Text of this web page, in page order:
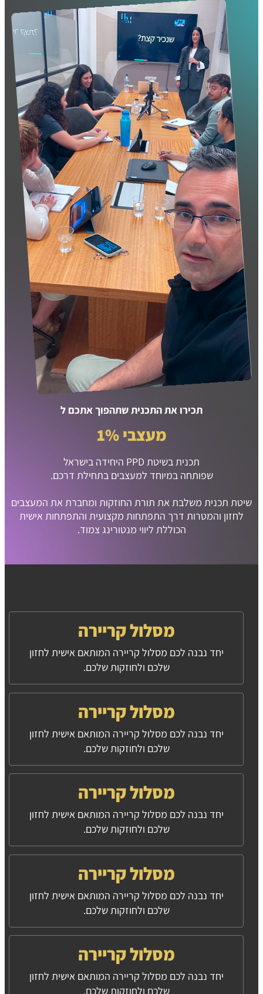
תכירו את התכנית שתהפוך אתכם ל
מעצבי 1%
תכנית בשיטת PPD היחידה בישראל
שפותחה במיוחד למעצבים בתחילת דרכם.
שיטת תכנית משלבת את תורת החוזקות ומחברת את המעצבים
לחזון והמטרות דרך התפתחות מקצועית והתפתחות אישית
הכוללת ליווי מנטורינג צמוד.
מסלול קריירה
יחד נבנה לכם מסלול קריירה המותאם אישית לחזון
שלכם ולחוזקות שלכם.
מסלול קריירה
יחד נבנה לכם מסלול קריירה המותאם אישית לחזון
שלכם ולחוזקות שלכם.
מסלול קריירה
יחד נבנה לכם מסלול קריירה המותאם אישית לחזון
שלכם ולחוזקות שלכם.
מסלול קריירה
יחד נבנה לכם מסלול קריירה המותאם אישית לחזון
שלכם ולחוזקות שלכם.
מסלול קריירה
יחד נבנה לכם מסלול קריירה המותאם אישית לחזון
שלכם ולחוזקות שלכם.